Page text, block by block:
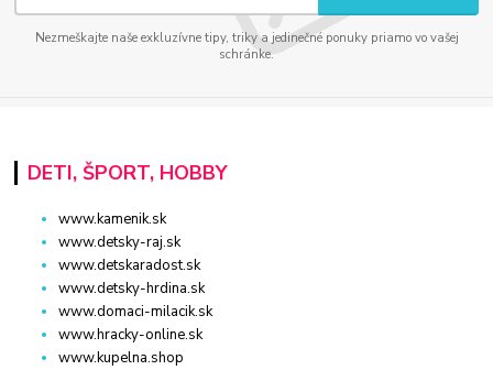
Nezmeškajte naše exkluzívne tipy, triky a jedinečné ponuky priamo vo vašej
schránke.
DETI, ŠPORT, HOBBY
www.kamenik.sk
www.detsky-raj.sk
www.detskaradost.sk
www.detsky-hrdina.sk
www.domaci-milacik.sk
www.hracky-online.sk
www.kupelna.shop